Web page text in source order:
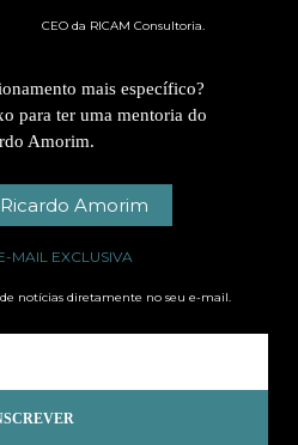
CEO da RICAM Consultoria.
mais específico?
para ter uma mentoria do
Amorim.
Amorim
MAIL EXCLUSIVA
de notícias diretamente no seu e-mail.